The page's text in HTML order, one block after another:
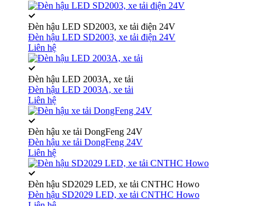
Đèn hậu LED SD2003, xe tải điện 24V
Đèn hậu LED SD2003, xe tải điện 24V
Liên hệ
Đèn hậu LED 2003A, xe tải
Đèn hậu LED 2003A, xe tải
Liên hệ
Đèn hậu xe tải DongFeng 24V
Đèn hậu xe tải DongFeng 24V
Liên hệ
Đèn hậu SD2029 LED, xe tải CNTHC Howo
Đèn hậu SD2029 LED, xe tải CNTHC Howo